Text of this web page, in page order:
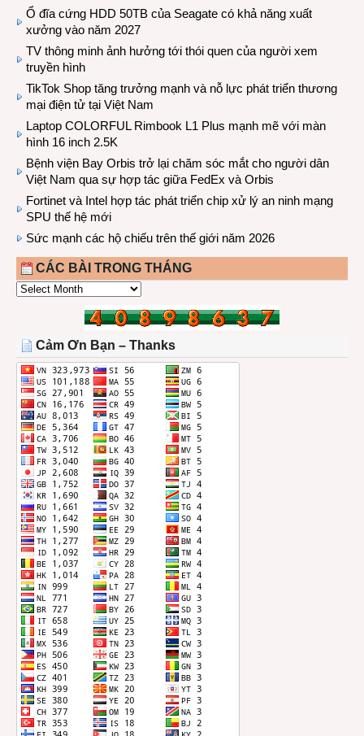
Ổ đĩa cứng HDD 50TB của Seagate có khả năng xuất
xưởng vào năm 2027
TV thông minh ảnh hưởng tới thói quen của người xem
truyền hình
TikTok Shop tăng trưởng mạnh và nỗ lực phát triển thương
mại điện tử tại Việt Nam
Laptop COLORFUL Rimbook L1 Plus mạnh mẽ với màn
hình 16 inch 2.5K
Bệnh viện Bay Orbis trở lại chăm sóc mắt cho người dân
Việt Nam qua sự hợp tác giữa FedEx và Orbis
Fortinet và Intel hợp tác phát triển chip xử lý an ninh mạng
SPU thế hệ mới
Sức mạnh các hộ chiếu trên thế giới năm 2026
CÁC BÀI TRONG THÁNG
CÁC
THÁNG
Cảm Ơn Bạn – Thanks